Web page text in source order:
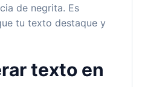
de negrita. Es
tu texto destaque y
texto en